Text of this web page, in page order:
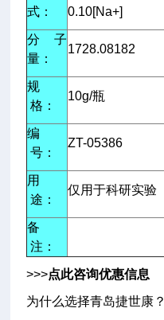
式：
0.10[Na+]
分 子
量：
1728.08182
规
格：
10g/瓶
编
号：
ZT-05386
用
途：
仅用于科研实验
备
注：
>>>点此咨询优惠信息
为什么选择青岛捷世康？